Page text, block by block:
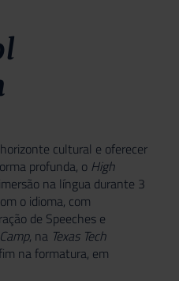
cultural e oferecer
profunda, o High
na língua durante 3
o idioma, com
de Speeches e
, na Texas Tech
na formatura, em